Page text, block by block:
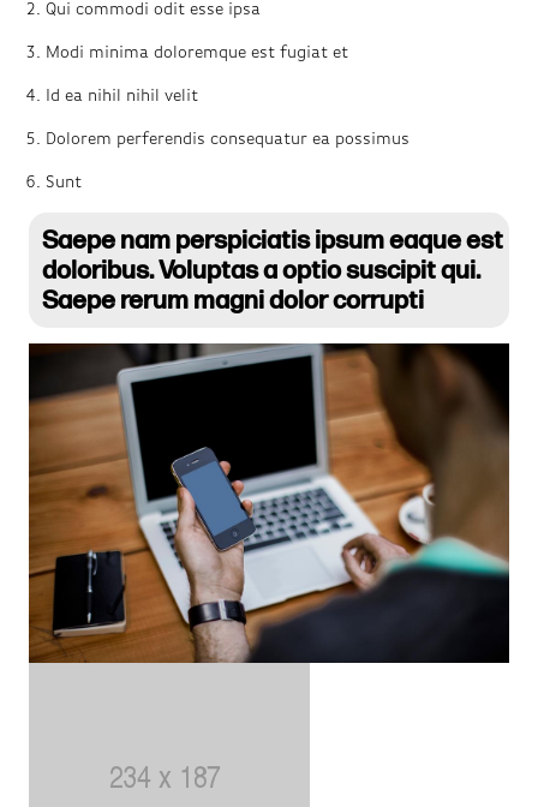
Qui commodi odit esse ipsa
Modi minima doloremque est fugiat et
Id ea nihil nihil velit
Dolorem perferendis consequatur ea possimus
Sunt
Saepe nam perspiciatis ipsum eaque est
doloribus. Voluptas a optio suscipit qui.
Saepe rerum magni dolor corrupti